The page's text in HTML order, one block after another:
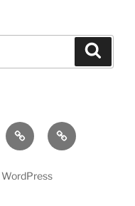
Blog
Interview
&